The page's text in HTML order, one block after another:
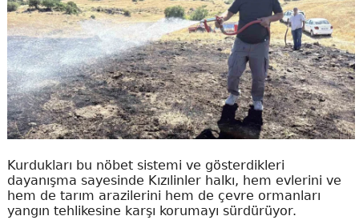
Kurdukları bu nöbet sistemi ve gösterdikleri
dayanışma sayesinde Kızılinler halkı, hem evlerini ve
hem de tarım arazilerini hem de çevre ormanları
yangın tehlikesine karşı korumayı sürdürüyor.